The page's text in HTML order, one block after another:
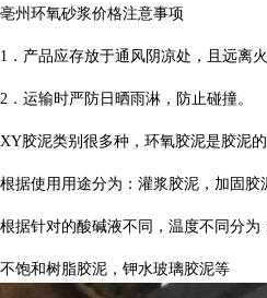
亳州环氧砂浆价格注意事项
1．产品应存放于通风阴凉处，且远离火
2．运输时严防日晒雨淋，防止碰撞。
XY胶泥类别很多种，环氧胶泥是胶泥的
根据使用用途分为：灌浆胶泥，加固胶
根据针对的酸碱液不同，温度不同分为
不饱和树脂胶泥，钾水玻璃胶泥等